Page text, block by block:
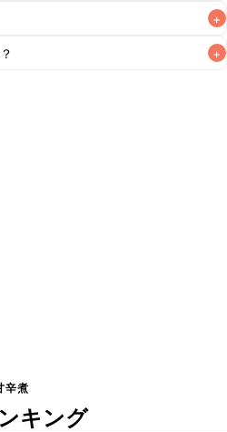
+
+
安です。なるべくお早めにお召
辛煮
キング